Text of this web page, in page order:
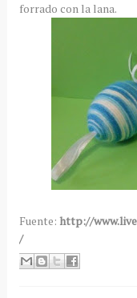
forrado con la lana.
Fuente: http://
/